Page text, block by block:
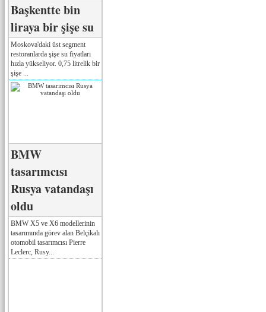
Başkentte bin
liraya bir şişe su
Moskova'daki üst segment
restoranlarda şişe su fiyatları
hızla yükseliyor. 0,75 litrelik bir
şişe ...
BMW
tasarımcısı
Rusya vatandaşı
oldu
BMW X5 ve X6 modellerinin
tasarımında görev alan Belçikalı
otomobil tasarımcısı Pierre
Leclerc, Rusy...